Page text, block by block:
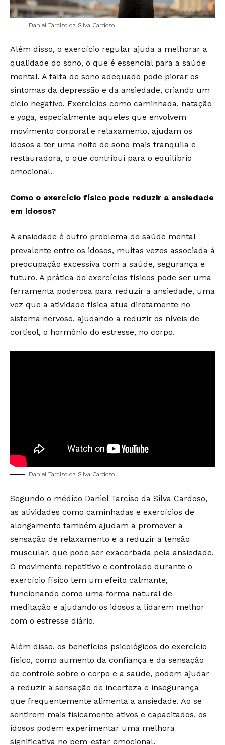
Daniel Tarciso da Silva Cardoso
Além disso, o exercício regular ajuda a melhorar a
qualidade do sono, o que é essencial para a saúde
mental. A falta de sono adequado pode piorar os
sintomas da depressão e da ansiedade, criando um
ciclo negativo. Exercícios como caminhada, natação
e yoga, especialmente aqueles que envolvem
movimento corporal e relaxamento, ajudam os
idosos a ter uma noite de sono mais tranquila e
restauradora, o que contribui para o equilíbrio
emocional.
Como o exercício físico pode reduzir a ansiedade
em idosos?
A ansiedade é outro problema de saúde mental
prevalente entre os idosos, muitas vezes associada à
preocupação excessiva com a saúde, segurança e
futuro. A prática de exercícios físicos pode ser uma
ferramenta poderosa para reduzir a ansiedade, uma
vez que a atividade física atua diretamente no
sistema nervoso, ajudando a reduzir os níveis de
cortisol, o hormônio do estresse, no corpo.
Daniel Tarciso da Silva Cardoso
Segundo o médico Daniel Tarciso da Silva Cardoso,
as atividades como caminhadas e exercícios de
alongamento também ajudam a promover a
sensação de relaxamento e a reduzir a tensão
muscular, que pode ser exacerbada pela ansiedade.
O movimento repetitivo e controlado durante o
exercício físico tem um efeito calmante,
funcionando como uma forma natural de
meditação e ajudando os idosos a lidarem melhor
com o estresse diário.
Além disso, os benefícios psicológicos do exercício
físico, como aumento da confiança e da sensação
de controle sobre o corpo e a saúde, podem ajudar
a reduzir a sensação de incerteza e insegurança
que frequentemente alimenta a ansiedade. Ao se
sentirem mais fisicamente ativos e capacitados, os
idosos podem experimentar uma melhora
significativa no bem-estar emocional.